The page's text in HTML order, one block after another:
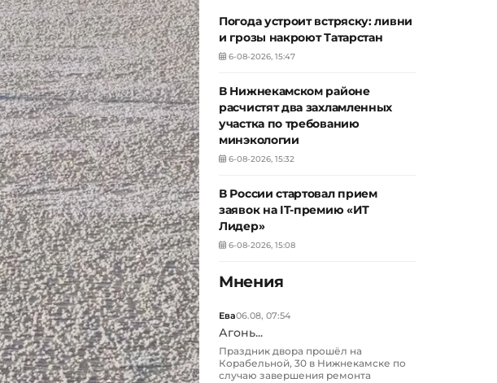
Погода устроит встряску: ливни
и грозы накроют Татарстан
6-08-2026, 15:47
В Нижнекамском районе
расчистят два захламленных
участка по требованию
минэкологии
6-08-2026, 15:32
В России стартовал прием
заявок на IT-премию «ИТ
Лидер»
6-08-2026, 15:08
Мнения
Ева06.08, 07:54
Агонь...
Праздник двора прошёл на
Корабельной, 30 в Нижнекамске по
случаю завершения ремонта